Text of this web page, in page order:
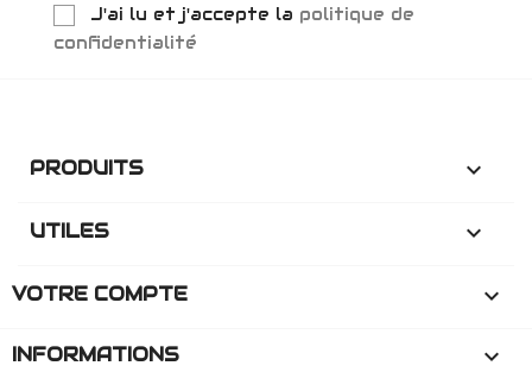
J'ai lu et j'accepte la politique de
confidentialité
PRODUITS 
UTILES 
VOTRE COMPTE 
INFORMATIONS keyboard_arrow_down